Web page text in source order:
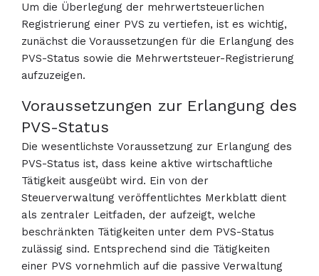
Um die Überlegung der mehrwertsteuerlichen
Registrierung einer PVS zu vertiefen, ist es wichtig,
zunächst die Voraussetzungen für die Erlangung des
PVS-Status sowie die Mehrwertsteuer-Registrierung
aufzuzeigen.
Voraussetzungen zur Erlangung des
PVS-Status
Die wesentlichste Voraussetzung zur Erlangung des
PVS-Status ist, dass keine aktive wirtschaftliche
Tätigkeit ausgeübt wird. Ein von der
Steuerverwaltung veröffentlichtes Merkblatt dient
als zentraler Leitfaden, der aufzeigt, welche
beschränkten Tätigkeiten unter dem PVS-Status
zulässig sind. Entsprechend sind die Tätigkeiten
einer PVS vornehmlich auf die passive Verwaltung